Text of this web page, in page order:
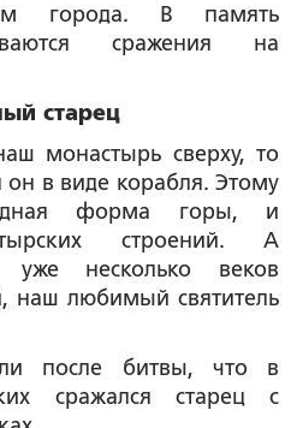
города. В память
сражения на
старец
монастырь сверху, то
он в виде корабля. Этому
форма горы, и
строений. А
уже несколько веков
наш любимый святитель
после битвы, что в
сражался старец с